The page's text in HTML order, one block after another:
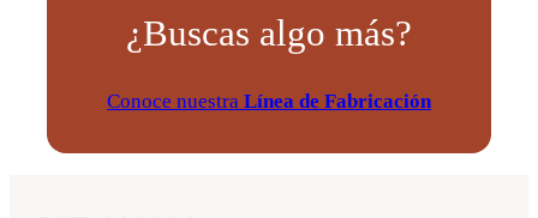
¿Buscas algo más?
Conoce nuestra Línea de Fabricación